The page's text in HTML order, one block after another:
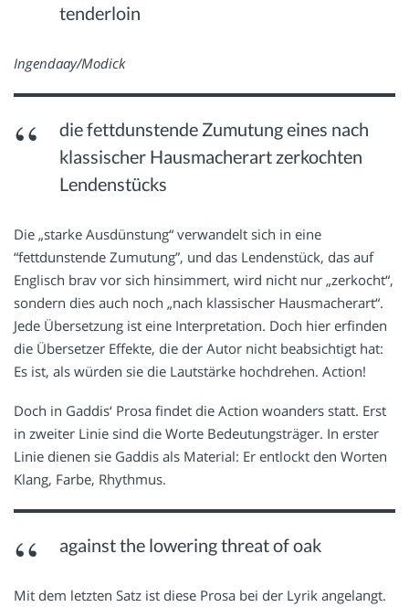
tenderloin
Ingendaay/Modick
die fettdunstende Zumutung eines nach
klassischer Hausmacherart zerkochten
Lendenstücks
Die „starke Ausdünstung“ verwandelt sich in eine
“fettdunstende Zumutung”, und das Lendenstück, das auf
Englisch brav vor sich hinsimmert, wird nicht nur „zerkocht“,
sondern dies auch noch „nach klassischer Hausmacherart“.
Jede Übersetzung ist eine Interpretation. Doch hier erfinden
die Übersetzer Effekte, die der Autor nicht beabsichtigt hat:
Es ist, als würden sie die Lautstärke hochdrehen. Action!
Doch in Gaddis‘ Prosa findet die Action woanders statt. Erst
in zweiter Linie sind die Worte Bedeutungsträger. In erster
Linie dienen sie Gaddis als Material: Er entlockt den Worten
Klang, Farbe, Rhythmus.
against the lowering threat of oak
Mit dem letzten Satz ist diese Prosa bei der Lyrik angelangt.